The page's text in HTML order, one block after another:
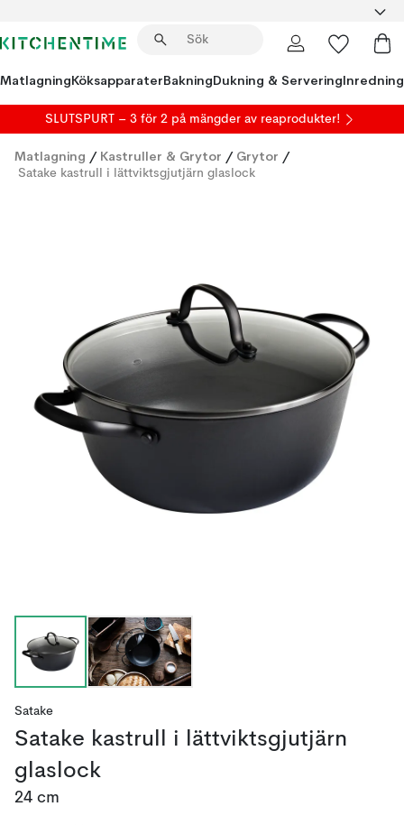
MatlagningKöksapparaterBakningDukning & ServeringInredning
SLUTSPURT – 3 för 2 på mängder av reaprodukter!
Matlagning / Kastruller & Grytor / Grytor /
Satake kastrull i lättviktsgjutjärn glaslock
Satake
Satake kastrull i lättviktsgjutjärn
glaslock
24 cm